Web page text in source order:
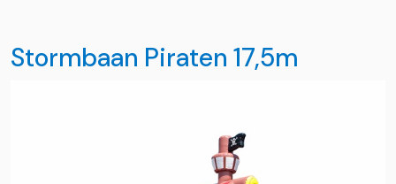
Stormbaan Piraten 17,5m